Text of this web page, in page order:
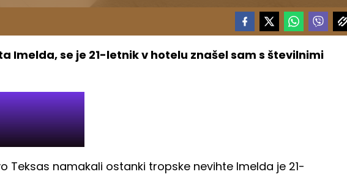
Imelda, se je 21-letnik v hotelu znašel sam s številnimi
Teksas namakali ostanki tropske nevihte Imelda je 21-